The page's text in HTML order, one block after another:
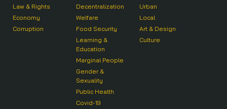
Law & Rights
Economy
Corruption
Decentralization
Welfare
Food Security
Learning &
Education
Marginal People
Gender &
Sexuality
Public Health
Covid-19
Urban
Local
Art & Design
Culture